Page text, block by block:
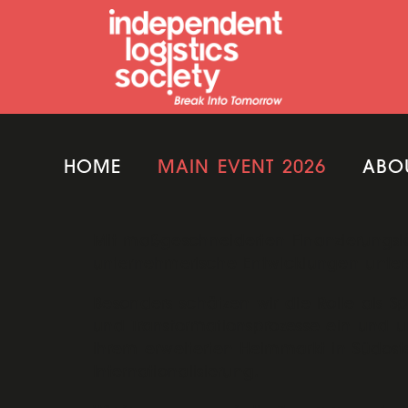
HOME MAIN EVENT 2026
Besonders schätzen wir die Rolle als
und Transformationsprozesse ein